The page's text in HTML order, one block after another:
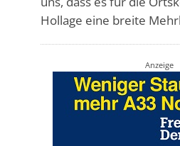
Hollage eine breite
Anzeige